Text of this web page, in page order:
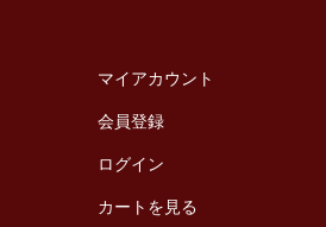
マイアカウント
会員登録
ログイン
カートを見る